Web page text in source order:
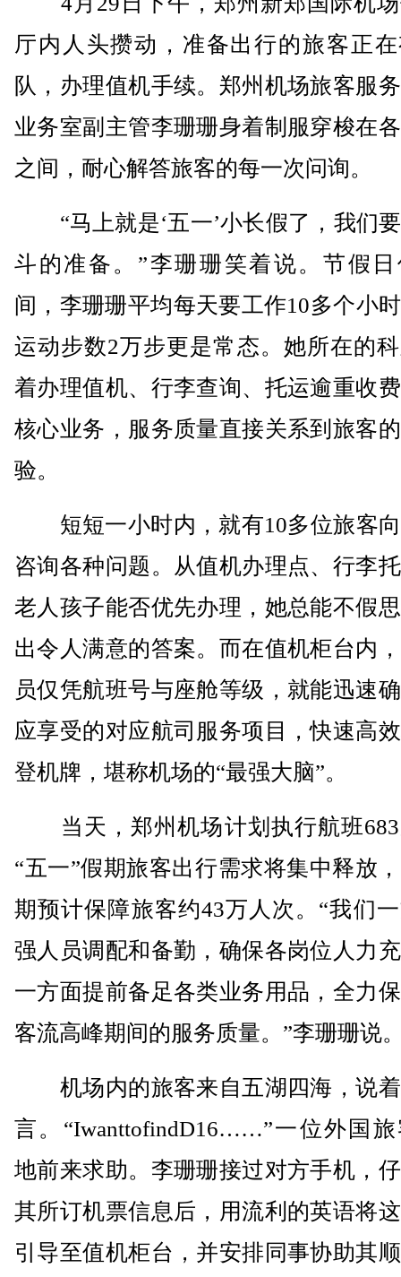
厅内人头攒动，准备出行的旅客正
队，办理值机手续。郑州机场旅客服
业务室副主管李珊珊身着制服穿梭在
之间，耐心解答旅客的每一次问询。
“马上就是‘五一’小长假了，我们
斗的准备。”李珊珊笑着说。节假
间，李珊珊平均每天要工作10多个小
运动步数2万步更是常态。她所在的
着办理值机、行李查询、托运逾重收
核心业务，服务质量直接关系到旅客
验。
短短一小时内，就有10多位旅客
咨询各种问题。从值机办理点、行李
老人孩子能否优先办理，她总能不假
出令人满意的答案。而在值机柜台内
员仅凭航班号与座舱等级，就能迅速
应享受的对应航司服务项目，快速高
登机牌，堪称机场的“最强大脑”。
当天，郑州机场计划执行航班683
“五一”假期旅客出行需求将集中释放
期预计保障旅客约43万人次。“我们
强人员调配和备勤，确保各岗位人力
一方面提前备足各类业务用品，全力
客流高峰期间的服务质量。”李珊珊说
机场内的旅客来自五湖四海，说
言。“IwanttofindD16……”一位外国
地前来求助。李珊珊接过对方手机，
其所订机票信息后，用流利的英语将
引导至值机柜台，并安排同事协助其